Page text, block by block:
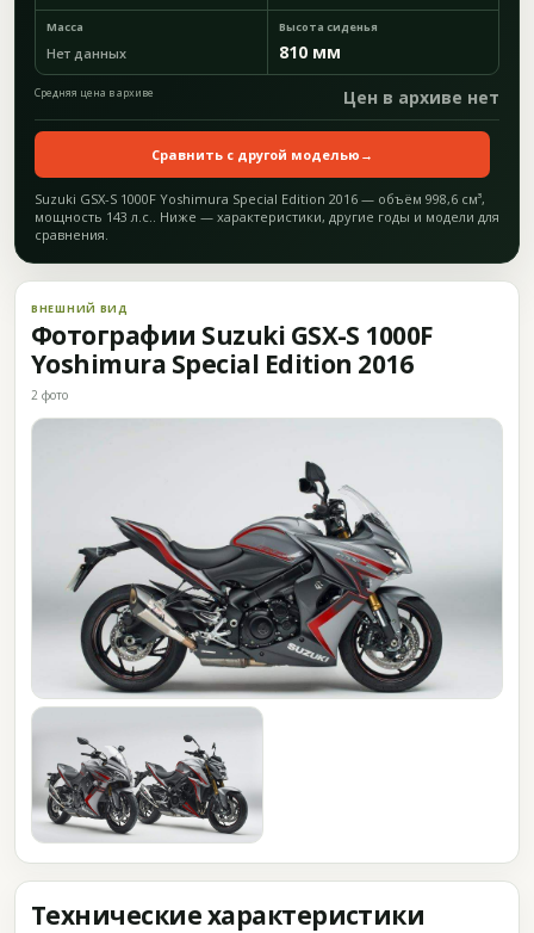
Масса
Нет данных
Высота сиденья
810 мм
Средняя цена в архиве Цен в архиве нет
Сравнить с другой моделью →
Suzuki GSX-S 1000F Yoshimura Special Edition 2016 — объём 998,6 см³,
мощность 143 л.с.. Ниже — характеристики, другие годы и модели для
сравнения.
ВНЕШНИЙ ВИД
Фотографии Suzuki GSX-S 1000F
Yoshimura Special Edition 2016
2 фото
Технические характеристики